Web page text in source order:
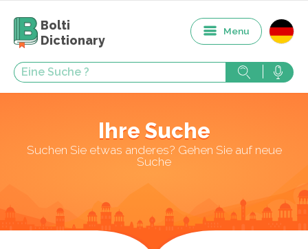
Bolti
Dictionary
Menu
Ihre Suche
Suchen Sie etwas anderes? Gehen Sie auf neue
Suche